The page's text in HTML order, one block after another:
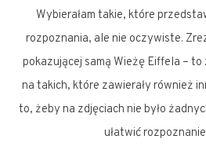
Wybierałam takie, które
rozpoznania, ale nie oczywiste.
pokazującej samą Wieżę Eiffela – to
na takich, które zawierały również
to, żeby na zdjęciach nie było
ułatwić